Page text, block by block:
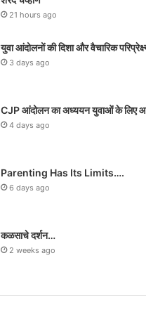
21 hours ago
युवा आंदोलनों की दिशा और वैचारिक
3 days ago
CJP आंदोलन का अध्ययन युवाओं के लिए
4 days ago
Parenting Has Its Limits….
6 days ago
कळसाचे दर्शन…
2 weeks ago